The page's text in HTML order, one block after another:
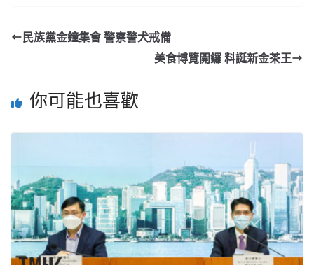
民族黨金鐘集會 警察警犬戒備
美食博覽開鑼 料誕新金茶王
你可能也喜歡